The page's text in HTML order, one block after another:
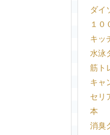
ダイ
１０
キッ
水泳
筋ト
キャ
セリ
本
消臭